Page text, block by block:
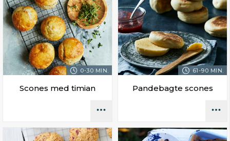
0-30 MIN.
Scones med timian
61-90 MIN.
Pandebagte scones